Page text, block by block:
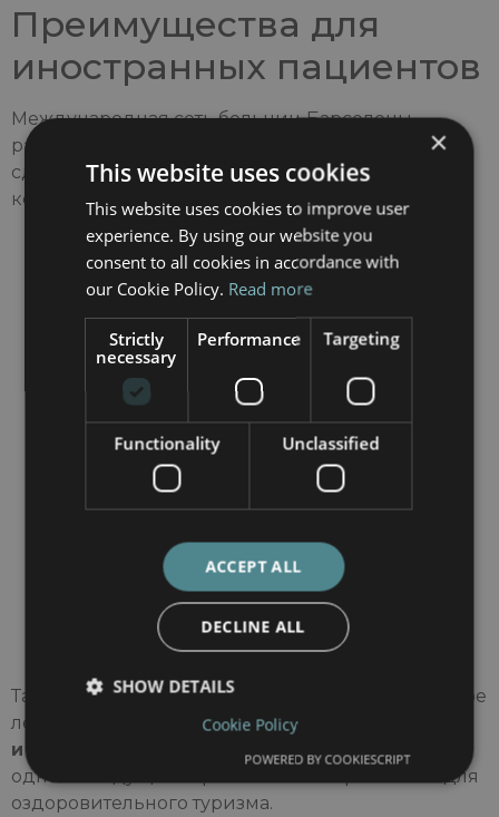
Преимущества для
иностранных пациентов
Международная сеть больниц Барселоны
разработала комплексную систему, призванную
сделать лечение за рубежом проще и
комфортнее:
Многоязычная поддержкаВрачи и
координаторы говорят на русском,
английском, французском, арабском и
других языках.
Персонализированная
помощьПерсональный координатор по
работе с пациентами будет сопровождать
вас с момента первого обращения и до
выздоровления.
Прозрачные сметы расходов
получают подробную смету до поездки.
размещением, трансфером и оформлением
Дистанционные консультации
консультации с врачами до и после вашего
Такой комплексный подход делает медицинское
лечение в Барселоне одновременно
и без стресса
, что позиционирует город как
одно из ведущих европейских направлений для
оздоровительного туризма.
×
This website uses cookies
This website uses cookies to improve user
experience. By using our website you
consent to all cookies in accordance with
our Cookie Policy. Read more
Strictly
necessary
Performance Targeting
Functionality Unclassified
ACCEPT ALL
DECLINE ALL
SHOW DETAILS
Cookie Policy
POWERED BY COOKIESCRIPT